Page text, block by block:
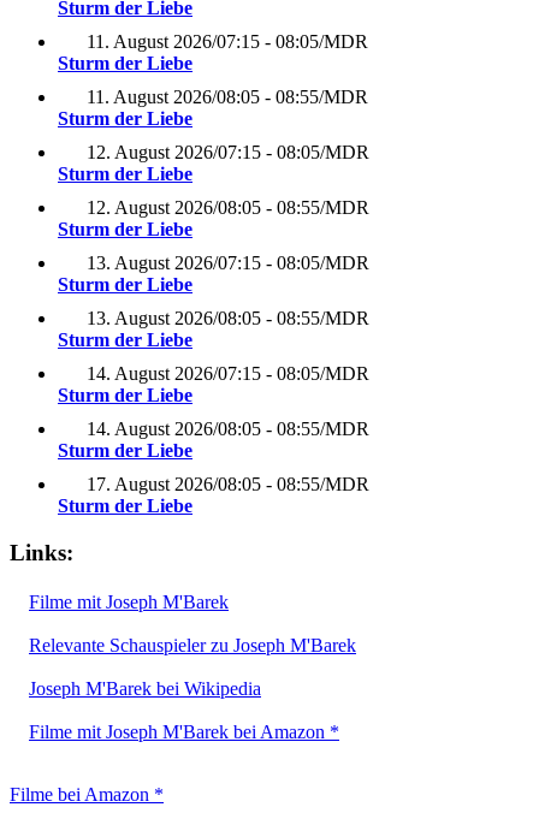
Sturm der Liebe
11. August 2026/07:15 - 08:05/MDR
Sturm der Liebe
11. August 2026/08:05 - 08:55/MDR
Sturm der Liebe
12. August 2026/07:15 - 08:05/MDR
Sturm der Liebe
12. August 2026/08:05 - 08:55/MDR
Sturm der Liebe
13. August 2026/07:15 - 08:05/MDR
Sturm der Liebe
13. August 2026/08:05 - 08:55/MDR
Sturm der Liebe
14. August 2026/07:15 - 08:05/MDR
Sturm der Liebe
14. August 2026/08:05 - 08:55/MDR
Sturm der Liebe
17. August 2026/08:05 - 08:55/MDR
Sturm der Liebe
Links:
Filme mit Joseph M'Barek
Relevante Schauspieler zu Joseph M'Barek
Joseph M'Barek bei Wikipedia
Filme mit Joseph M'Barek bei Amazon *
Filme bei Amazon *